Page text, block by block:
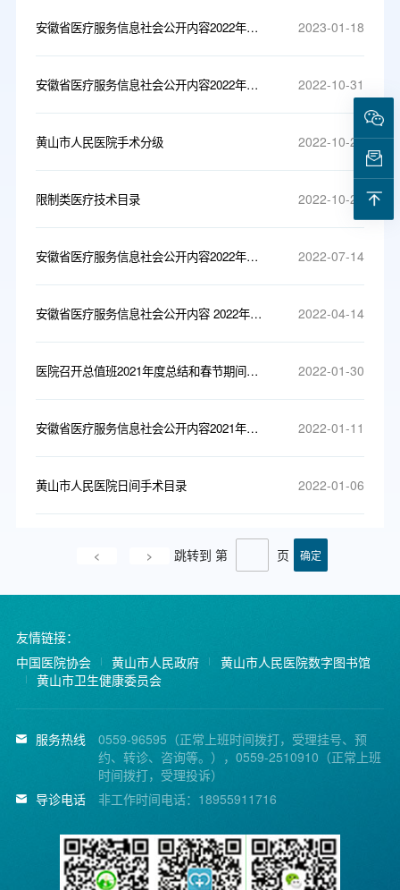
安徽省医疗服务信息社会公开内容2022年第四季度 2023-01-18
安徽省医疗服务信息社会公开内容2022年第三季度 2022-10-31
黄山市人民医院手术分级 2022-10-20
限制类医疗技术目录 2022-10-20
安徽省医疗服务信息社会公开内容2022年第二季度 2022-07-14
安徽省医疗服务信息社会公开内容 2022年第一季度 2022-04-14
医院召开总值班2021年度总结和春节期间工作安排会议 2022-01-30
安徽省医疗服务信息社会公开内容2021年第四季度 2022-01-11
黄山市人民医院日间手术目录 2022-01-06
< > 跳转到 第 页
友情链接：
中国医院协会
黄山市人民政府
黄山市人民医院数字图书馆
黄山市卫生健康委员会
服务热线
0559-96595（正常上班时间拨打，受理挂号、预
约、转诊、咨询等。），0559-2510910（正常上班
时间拨打，受理投诉）
导诊电话
非工作时间电话：18955911716